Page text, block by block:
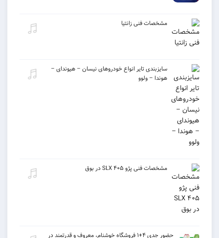
مشخصات فنی زانتیا
سایزبندی تایر انواع خودروهای نیسان – هیوندای –
هوندا – ولوو
مشخصات فنی پژو ۴۰۵ SLX در بوق
حضور جدی ۴+۱ فروشگاه خوشنام، معروف و قدرتمند در